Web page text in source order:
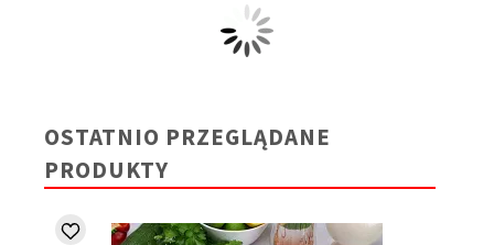
OSTATNIO PRZEGLĄDANE
PRODUKTY